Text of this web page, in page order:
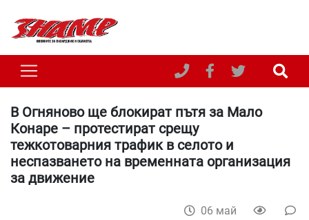
В Огняново ще блокират пътя за Мало
Конаре – протестират срещу
тежкотоварния трафик в селото и
неспазването на временната организация
за движение
06 май